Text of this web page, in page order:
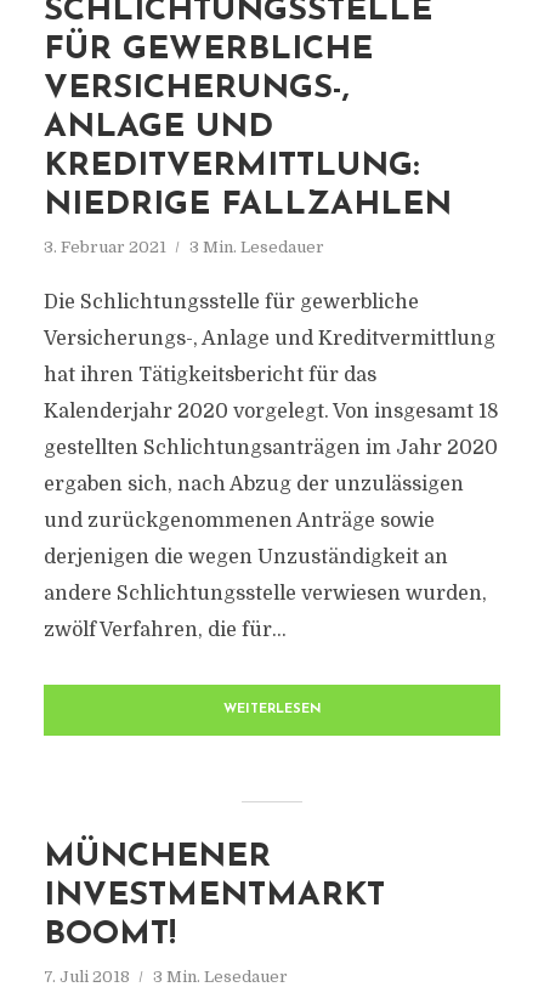
SCHLICHTUNGSSTELLE
FÜR GEWERBLICHE
VERSICHERUNGS-,
ANLAGE UND
KREDITVERMITTLUNG:
NIEDRIGE FALLZAHLEN
3. Februar 2021 3 Min. Lesedauer
Die Schlichtungsstelle für gewerbliche
Versicherungs-, Anlage und Kreditvermittlung
hat ihren Tätigkeitsbericht für das
Kalenderjahr 2020 vorgelegt. Von insgesamt 18
gestellten Schlichtungsanträgen im Jahr 2020
ergaben sich, nach Abzug der unzulässigen
und zurückgenommenen Anträge sowie
derjenigen die wegen Unzuständigkeit an
andere Schlichtungsstelle verwiesen wurden,
zwölf Verfahren, die für...
WEITERLESEN
MÜNCHENER
INVESTMENTMARKT
BOOMT!
7. Juli 2018 3 Min. Lesedauer